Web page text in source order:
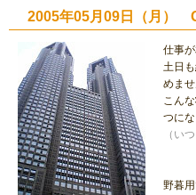
2005年05月09日（月）
仕事
土日
めませ
こん
つにな
（い
野暮